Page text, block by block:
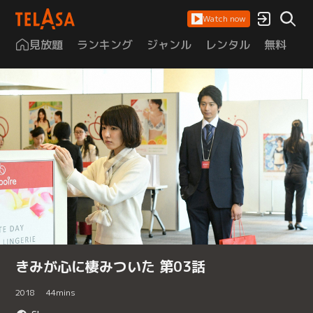
Watch now
見放題 ランキング ジャンル レンタル 無料
きみが心に棲みついた 第03話
2018 44mins